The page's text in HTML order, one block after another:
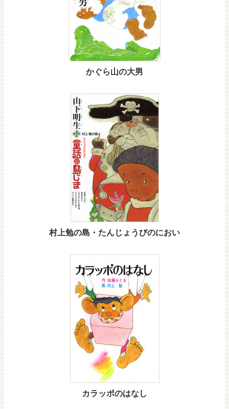
かぐら山の大男
村上勉の島・たんじょうびのにおい
カラッポのはなし